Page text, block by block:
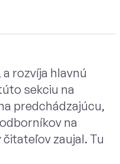
rozvíja hlavnú
sekciu na
predchádzajúcu,
na
zaujal. Tu